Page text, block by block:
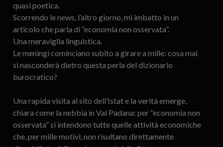
quasi poetica.
Scorrendo le news, l’altro giorno, mi imbatto in un
articolo che parla di “economia non osservata”.
Una meraviglia linguistica.
Le meningi cominciano subito a girare a mille: cosa mai
si nasconderà dietro questa perla del dizionario
burocratico?
Una rapida visita al sito dell’Istat e la verità emerge,
chiara come la nebbia in Val Padana: per “economia non
osservata” si intendono tutte quelle attività economiche
che, per mille motivi, non risultano direttamente